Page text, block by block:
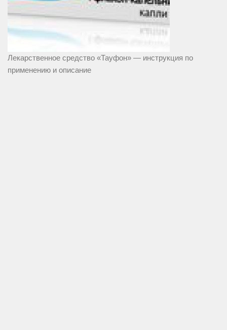
Лекарственное средство «Тауфон» — инструкция по
применению и описание